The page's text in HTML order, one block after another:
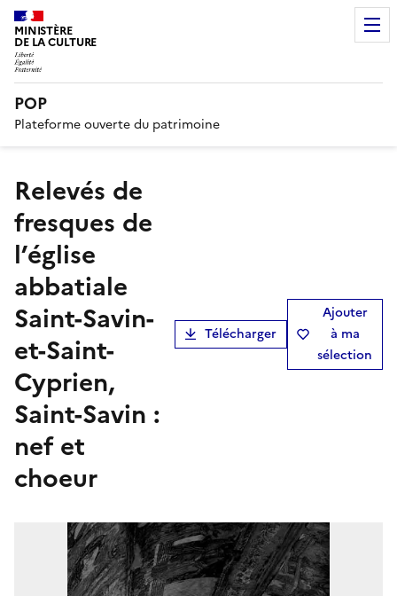
MINISTÈRE
DE LA CULTURE
POP
Plateforme ouverte du patrimoine
Relevés de
fresques de
l’église
abbatiale
Saint-Savin-
et-Saint-
Cyprien,
Saint-Savin :
nef et
choeur
Télécharger
Ajouter
à ma
sélection